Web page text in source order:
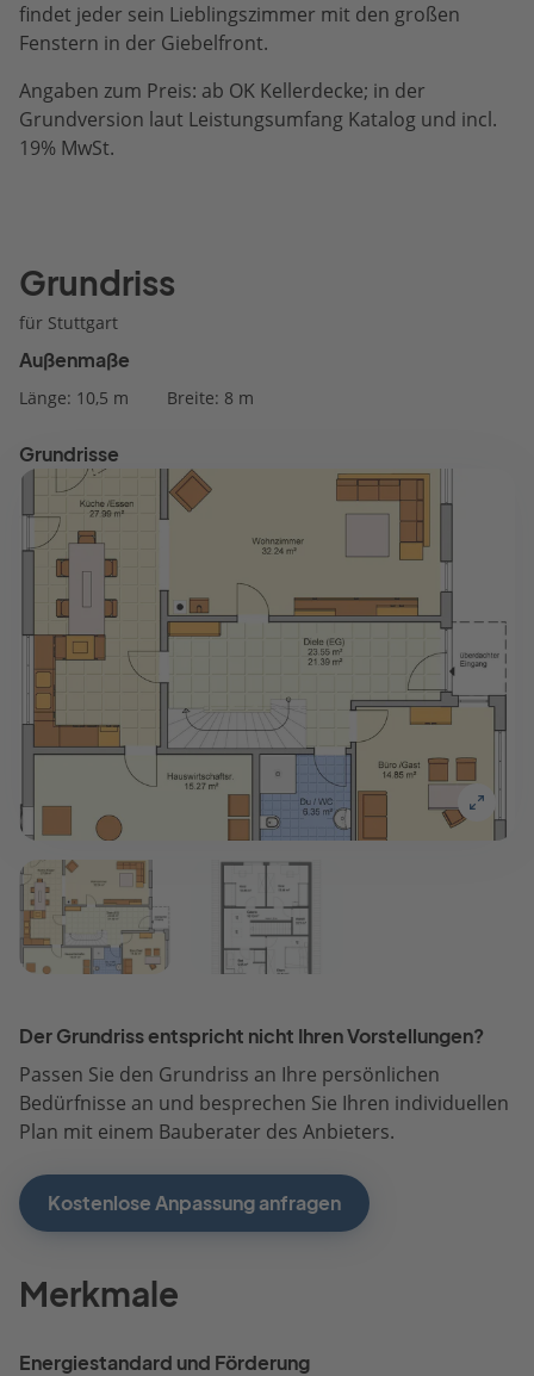
findet jeder sein Lieblingszimmer mit den großen
Fenstern in der Giebelfront.
Angaben zum Preis: ab OK Kellerdecke; in der
Grundversion laut Leistungsumfang Katalog und incl.
19% MwSt.
Grundriss
für Stuttgart
Außenmaße
Länge: 10,5 m Breite: 8 m
Grundrisse
Der Grundriss entspricht nicht Ihren Vorstellungen?
Passen Sie den Grundriss an Ihre persönlichen
Bedürfnisse an und besprechen Sie Ihren individuellen
Plan mit einem Bauberater des Anbieters.
Kostenlose Anpassung anfragen
Merkmale
Energiestandard und Förderung